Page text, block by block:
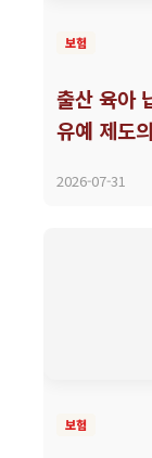
보험
출산 육아
유예 제도
2026-07-31
보험